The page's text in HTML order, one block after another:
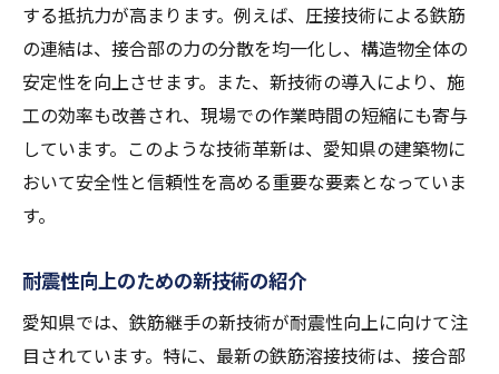
する抵抗力が高まります。例えば、圧接技術による鉄筋
の連結は、接合部の力の分散を均一化し、構造物全体の
安定性を向上させます。また、新技術の導入により、施
工の効率も改善され、現場での作業時間の短縮にも寄与
しています。このような技術革新は、愛知県の建築物に
おいて安全性と信頼性を高める重要な要素となっていま
す。
耐震性向上のための新技術の紹介
愛知県では、鉄筋継手の新技術が耐震性向上に向けて注
目されています。特に、最新の鉄筋溶接技術は、接合部